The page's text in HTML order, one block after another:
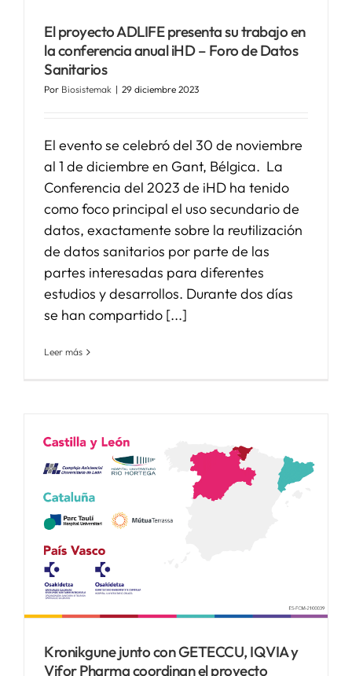
El proyecto ADLIFE presenta su trabajo en
la conferencia anual iHD – Foro de Datos
Sanitarios
Por Biosistemak | 29 diciembre 2023
El evento se celebró del 30 de noviembre
al 1 de diciembre en Gant, Bélgica. La
Conferencia del 2023 de iHD ha tenido
como foco principal el uso secundario de
datos, exactamente sobre la reutilización
de datos sanitarios por parte de las
partes interesadas para diferentes
estudios y desarrollos. Durante dos días
se han compartido [...]
Leer más
Kronikgune junto con GETECCU, IQVIA y
Vifor Pharma coordinan el proyecto